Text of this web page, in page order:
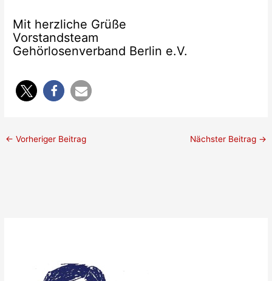
Mit herzliche Grüße
Vorstandsteam
Gehörlosenverband Berlin e.V.
← Vorheriger Beitrag Nächster Beitrag →